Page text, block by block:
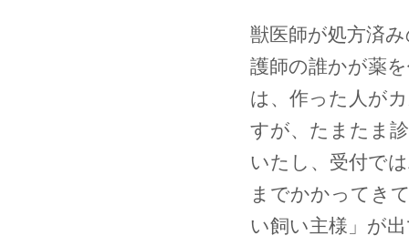
獣医師が処方済
護師の誰かが薬
は、作った人が
すが、たまたま
いたし、受付で
までかかってき
い飼い主様」が